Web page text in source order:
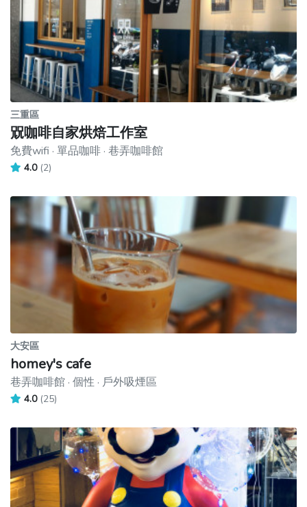
三重區
㒭咖啡自家烘焙工作室
免費wifi · 單品咖啡 · 巷弄咖啡館
4.0 (2)
大安區
homey's cafe
巷弄咖啡館 · 個性 · 戶外吸煙區
4.0 (25)